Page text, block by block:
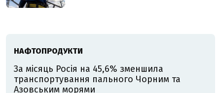
НАФТОПРОДУКТИ
За місяць Росія на 45,6% зменшила
транспортування пального Чорним та
Азовським морями